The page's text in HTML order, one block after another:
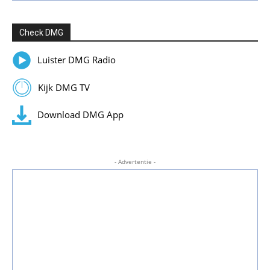
Check DMG
Luister DMG Radio
Kijk DMG TV
Download DMG App
- Advertentie -